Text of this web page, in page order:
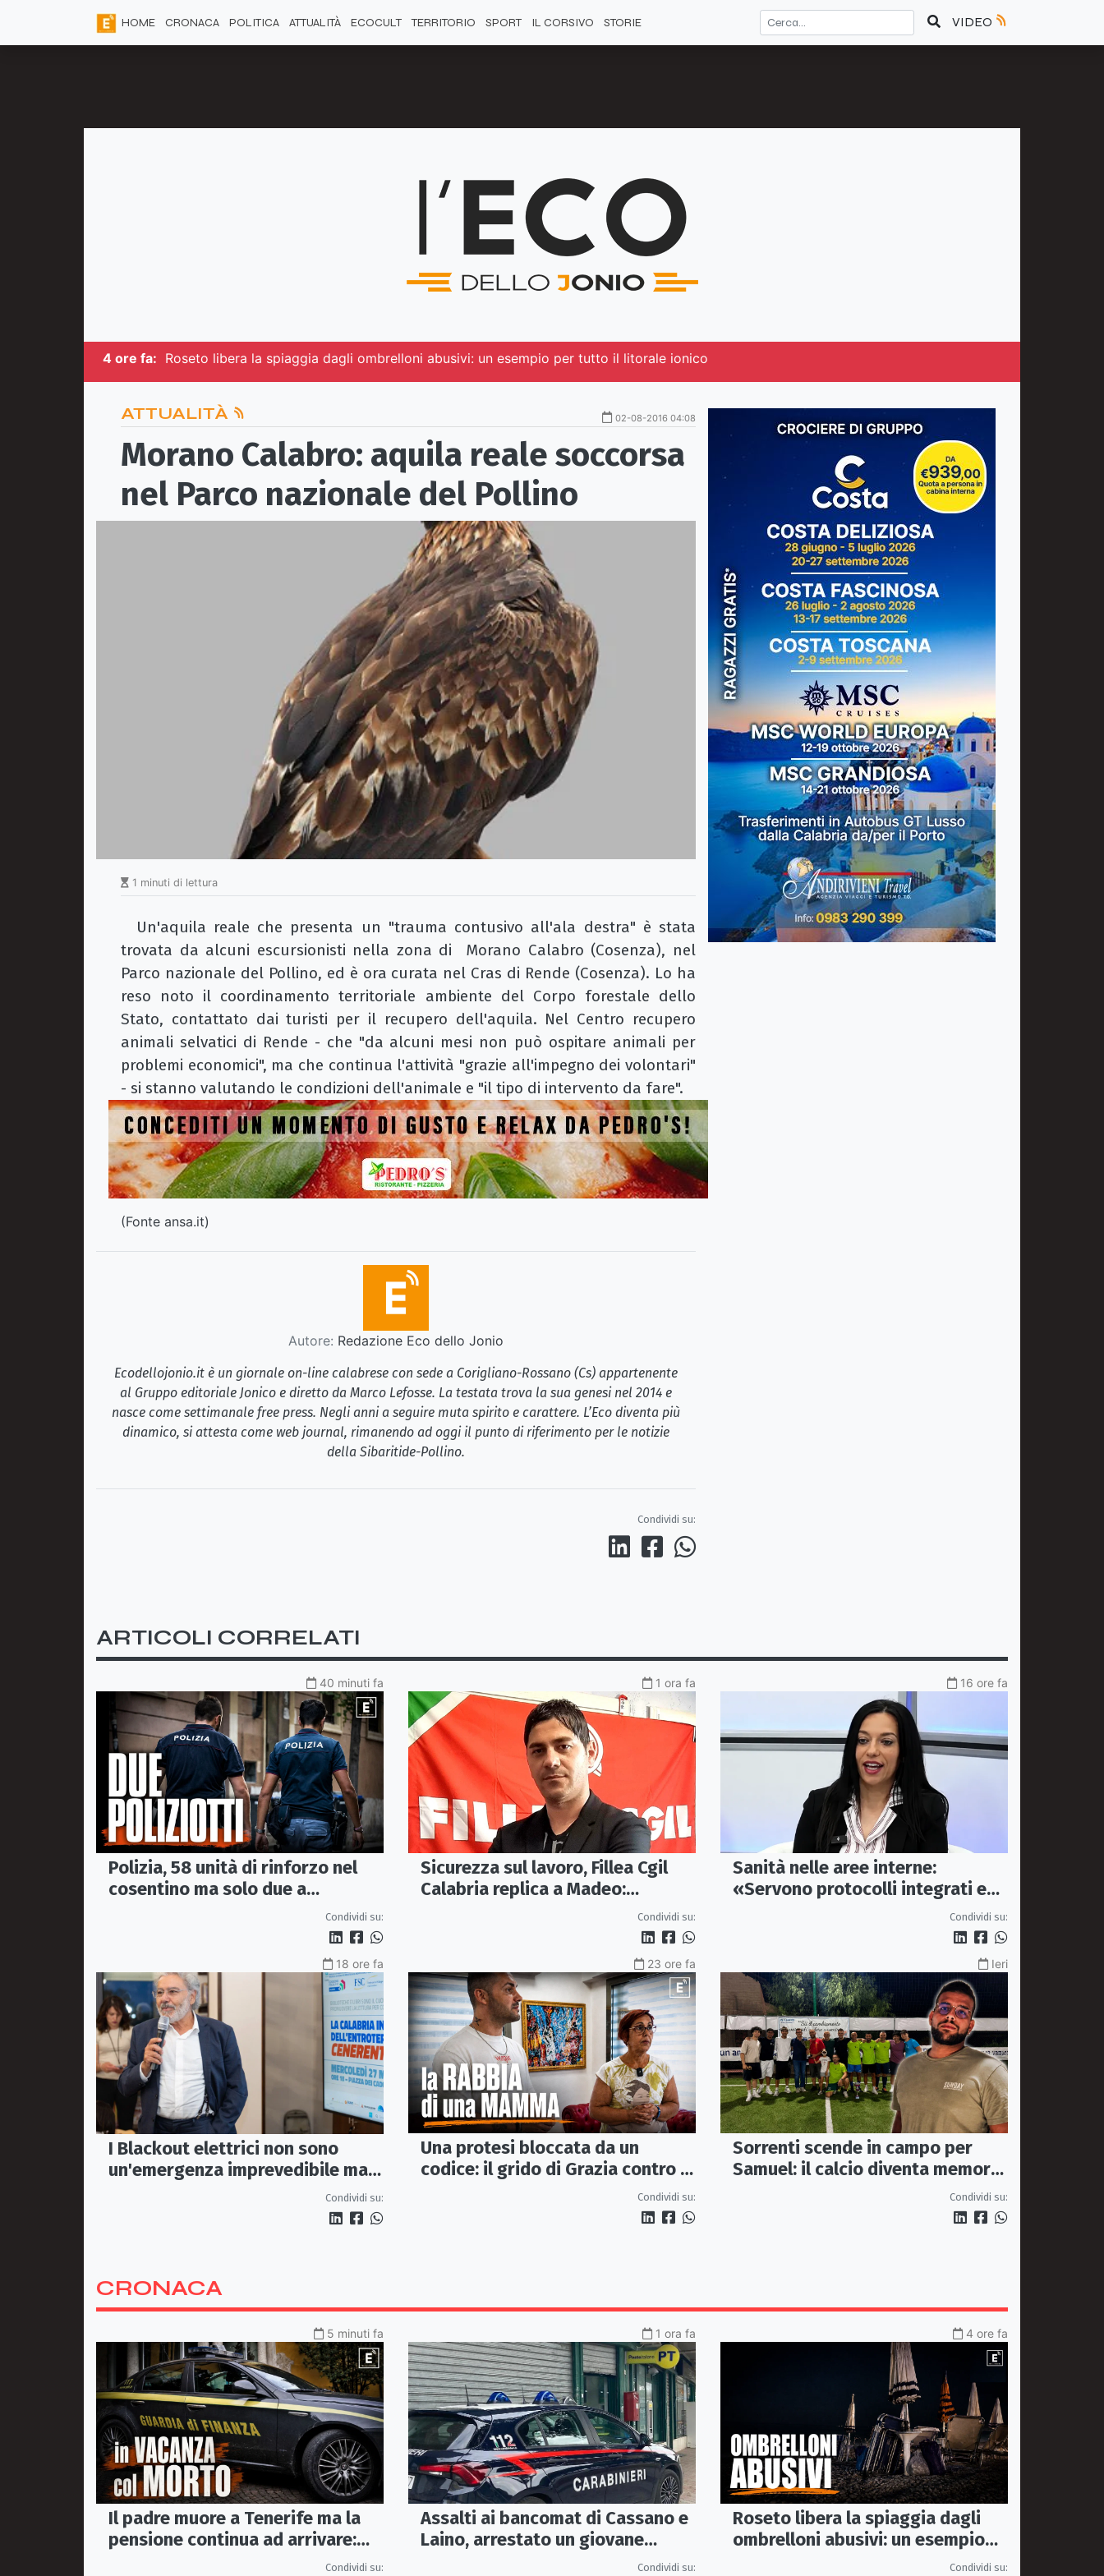
HOME CRONACA POLITICA ATTUALITÀ ECOCULT TERRITORIO SPORT IL CORSIVO STORIE VIDEO
4 ore fa: Roseto libera la spiaggia dagli ombrelloni abusivi: un esempio per tutto il litorale ionico
ATTUALITÀ 02-08-2016 04:08
Morano Calabro: aquila reale soccorsa
nel Parco nazionale del Pollino
1 minuti di lettura
Un'aquila reale che presenta un "trauma contusivo all'ala destra" è stata
trovata da alcuni escursionisti nella zona di Morano Calabro (Cosenza), nel
Parco nazionale del Pollino, ed è ora curata nel Cras di Rende (Cosenza). Lo ha
reso noto il coordinamento territoriale ambiente del Corpo forestale dello
Stato, contattato dai turisti per il recupero dell'aquila. Nel Centro recupero
animali selvatici di Rende - che "da alcuni mesi non può ospitare animali per
problemi economici", ma che continua l'attività "grazie all'impegno dei volontari"
- si stanno valutando le condizioni dell'animale e "il tipo di intervento da fare".
(Fonte ansa.it)
Autore: Redazione Eco dello Jonio
Ecodellojonio.it è un giornale on-line calabrese con sede a Corigliano-Rossano (Cs) appartenente
al Gruppo editoriale Jonico e diretto da Marco Lefosse. La testata trova la sua genesi nel 2014 e
nasce come settimanale free press. Negli anni a seguire muta spirito e carattere. L’Eco diventa più
dinamico, si attesta come web journal, rimanendo ad oggi il punto di riferimento per le notizie
della Sibaritide-Pollino.
Condividi su:
ARTICOLI CORRELATI
40 minuti fa
Polizia, 58 unità di rinforzo nel
cosentino ma solo due a
Corigliano-Rossano e due aCondividi su:
1 ora fa
Sicurezza sul lavoro, Fillea Cgil
Calabria replica a Madeo:
«Servono controlli, non incentivi
Condividi su:
16 ore fa
Sanità nelle aree interne:
«Servono protocolli integrati e
mezzi dedicati per garantireCondividi su:
18 ore fa
I Blackout elettrici non sono
un'emergenza imprevedibile ma
Condividi su:
23 ore fa
Una protesi bloccata da un
codice: il grido di Grazia contro la
Condividi su:
Ieri
Sorrenti scende in campo per
Samuel: il calcio diventa memoria
Condividi su:
CRONACA
5 minuti fa
Il padre muore a Tenerife ma la
pensione continua ad arrivare:
Condividi su:
1 ora fa
Assalti ai bancomat di Cassano e
Laino, arrestato un giovane
Condividi su:
4 ore fa
Roseto libera la spiaggia dagli
ombrelloni abusivi: un esempio
Condividi su: